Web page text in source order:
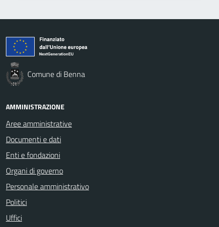
Comune di Benna
AMMINISTRAZIONE
Aree amministrative
Documenti e dati
Enti e fondazioni
Organi di governo
Personale amministrativo
Politici
Uffici